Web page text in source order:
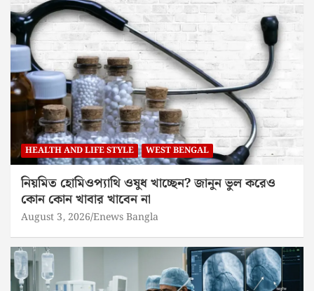
HEALTH AND LIFE STYLE WEST BENGAL
নিয়মিত হোমিওপ্যাথি ওষুধ খাচ্ছেন? জানুন ভুল করেও
কোন কোন খাবার খাবেন না
August 3, 2026 Enews Bangla